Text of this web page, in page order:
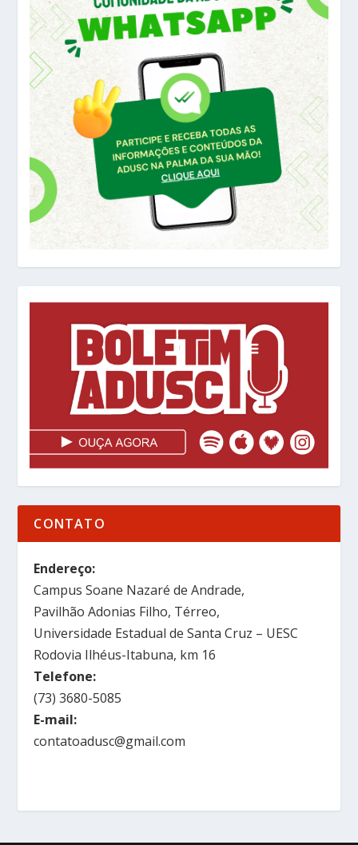
CONTATO
Endereço:
Campus Soane Nazaré de Andrade,
Pavilhão Adonias Filho, Térreo,
Universidade Estadual de Santa Cruz – UESC
Rodovia Ilhéus-Itabuna, km 16
Telefone:
(73) 3680-5085
E-mail:
contatoadusc@gmail.com